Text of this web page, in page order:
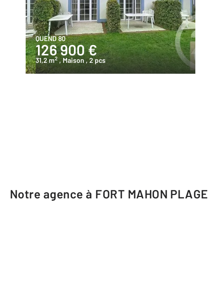
QUEND 80
126 900 €
31,2 m2 , Maison, 2 pcs
Notre agence à FORT MAHON PLAGE